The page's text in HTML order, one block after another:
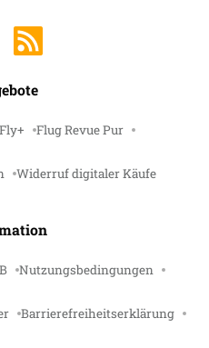
Fly+ Flug Revue Pur
Widerruf digitaler Käufe
Nutzungsbedingungen
Barrierefreiheitserklärung